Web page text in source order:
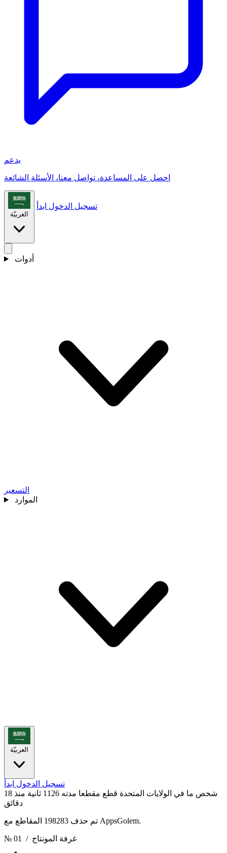
يدعم
احصل على المساعدة، تواصل معنا، الأسئلة الشائعة
العربيّة
تسجيل الدخول ابدأ
أدوات
التسعير
الموارد
العربيّة
تسجيل الدخول ابدأ
شخص ما في الولايات المتحدة قطع مقطعا مدته 1126 ثانية
منذ 18
دقائق
تم حذف 198283 المقاطع مع AppsGolem.
№ 01 / غرفة المونتاج